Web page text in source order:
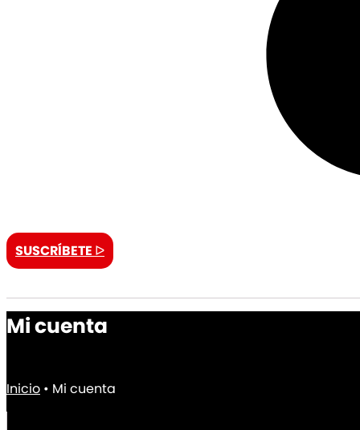
SUSCRÍBETE ᐅ
Mi cuenta
Inicio • Mi cuenta